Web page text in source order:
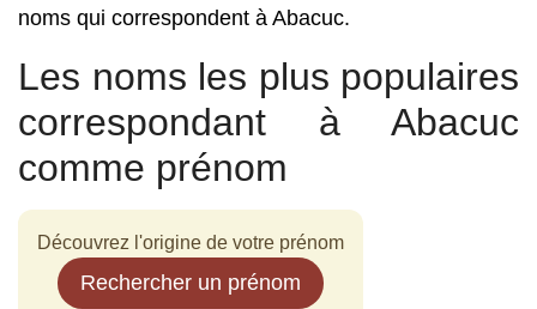
noms qui correspondent à Abacuc.
Les noms les plus populaires
correspondant à Abacuc
comme prénom
Découvrez l'origine de votre prénom
Rechercher un prénom